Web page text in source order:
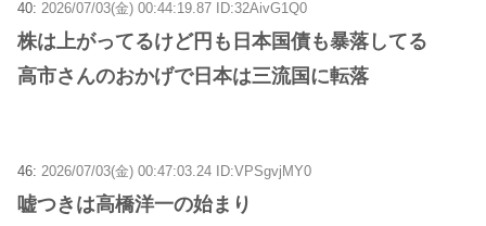
40: 2026/07/03(金) 00:44:19.87 ID:32AivG1Q0
株は上がってるけど円も日本国債も暴落してる
高市さんのおかげで日本は三流国に転落
46: 2026/07/03(金) 00:47:03.24 ID:VPSgvjMY0
嘘つきは高橋洋一の始まり